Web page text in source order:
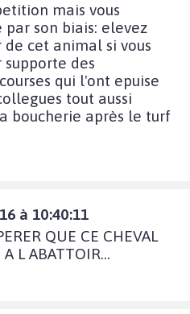
mais vous
par son biais: elevez
cet animal si vous
des
qui l'ont epuise
tout aussi
boucherie après le turf
à 10:40:11
QUE CE CHEVAL
A L ABATTOIR...